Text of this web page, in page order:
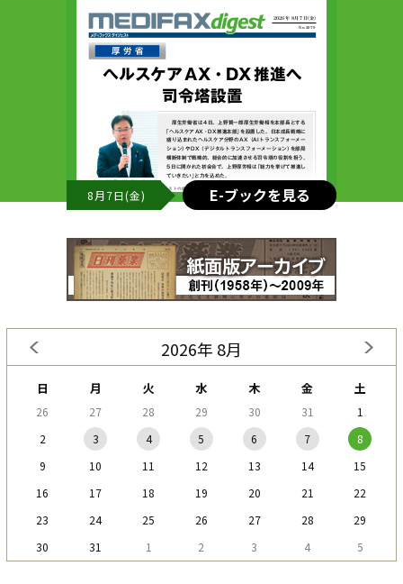
8月7日(金) E-ブックを見る
2026年 8月
日 月 火 水 木 金 土
26 27 28 29 30 31
1
2
3 4 5 6 7
8
9
10 11 12 13 14
15
16
17 18 19 20 21
22
23
24 25 26 27 28
29
30
31 1 2 3 4 5